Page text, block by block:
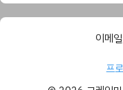
이메일
프